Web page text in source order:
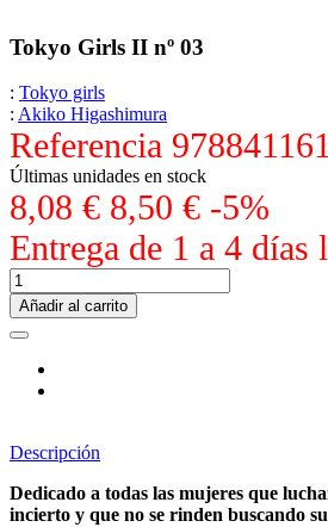
Tokyo Girls II nº 03
: Tokyo girls
: Akiko Higashimura
Referencia
Últimas unidades en stock
8,08 € 8,50 € -5%
Entrega de 1 a 4 días
Añadir al carrito
Descripción
Dedicado a todas las mujeres que
incierto y que no se rinden buscando